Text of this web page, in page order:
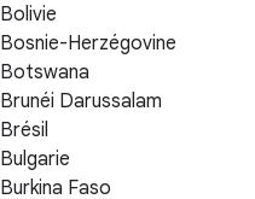
Bolivie
Bosnie-Herzégovine
Botswana
Brunéi Darussalam
Brésil
Bulgarie
Burkina Faso